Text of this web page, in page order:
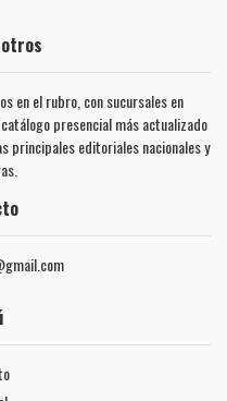
en el rubro, con sucursales en
presencial más actualizado
principales editoriales nacionales y